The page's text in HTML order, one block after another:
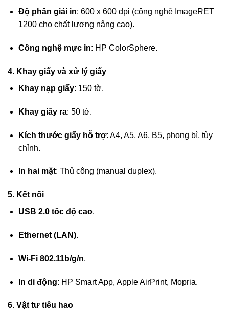
Độ phân giải in: 600 x 600 dpi (công nghệ ImageRET
1200 cho chất lượng nâng cao).
Công nghệ mực in: HP ColorSphere.
4. Khay giấy và xử lý giấy
Khay nạp giấy: 150 tờ.
Khay giấy ra: 50 tờ.
Kích thước giấy hỗ trợ: A4, A5, A6, B5, phong bì, tùy
chỉnh.
In hai mặt: Thủ công (manual duplex).
5. Kết nối
USB 2.0 tốc độ cao.
Ethernet (LAN).
Wi-Fi 802.11b/g/n.
In di động: HP Smart App, Apple AirPrint, Mopria.
6. Vật tư tiêu hao